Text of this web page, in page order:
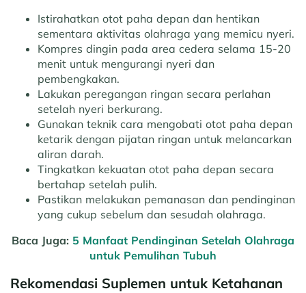
Istirahatkan otot paha depan dan hentikan
sementara aktivitas olahraga yang memicu nyeri.
Kompres dingin pada area cedera selama 15-20
menit untuk mengurangi nyeri dan
pembengkakan.
Lakukan peregangan ringan secara perlahan
setelah nyeri berkurang.
Gunakan teknik cara mengobati otot paha depan
ketarik dengan pijatan ringan untuk melancarkan
aliran darah.
Tingkatkan kekuatan otot paha depan secara
bertahap setelah pulih.
Pastikan melakukan pemanasan dan pendinginan
yang cukup sebelum dan sesudah olahraga.
Baca Juga: 5 Manfaat Pendinginan Setelah Olahraga
untuk Pemulihan Tubuh
Rekomendasi Suplemen untuk Ketahanan